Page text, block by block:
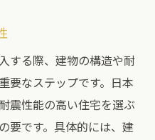
の理由
ケット分析
せない情報収集テク
の賢い使い方
する際、建物の構造や耐
要なステップです。日本
震性能の高い住宅を選ぶ
要です。具体的には、建